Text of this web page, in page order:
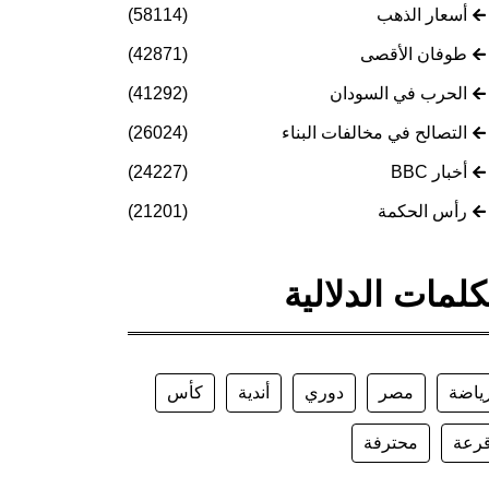
أسعار الذهب (58114)
طوفان الأقصى (42871)
الحرب في السودان (41292)
التصالح في مخالفات البناء (26024)
أخبار BBC (24227)
رأس الحكمة (21201)
الدلالية
مصر دوري أندية كأس
محترفة